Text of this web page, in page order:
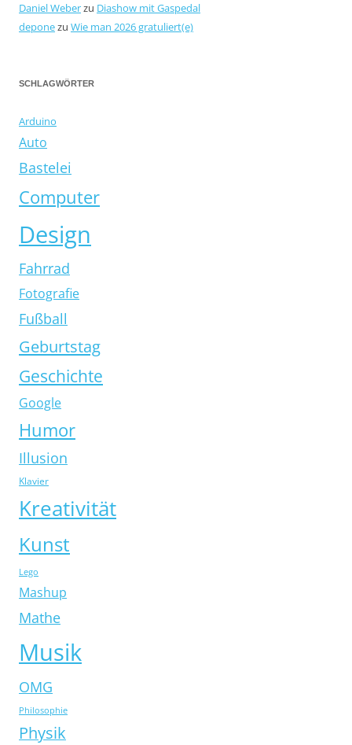
Daniel Weberzu Diashow mit Gaspedal
deponezu Wie man 2026 gratuliert(e)
SCHLAGWÖRTER
Arduino
Auto
Bastelei
Computer
Design
Fahrrad
Fotografie
Fußball
Geburtstag
Geschichte
Google
Humor
Illusion
Klavier
Kreativität
Kunst
Lego
Mashup
Mathe
Musik
OMG
Philosophie
Physik